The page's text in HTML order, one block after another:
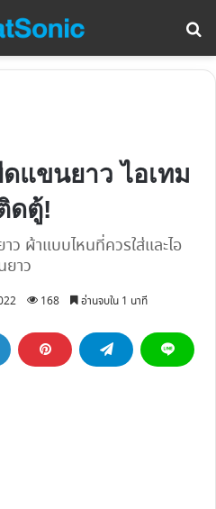
แขนยาว ไอเทม
ดตู้!
ว ผ้าแบบไหนที่ควรใส่และไอ
ยาว
168 อ่านจบใน 1 นาที